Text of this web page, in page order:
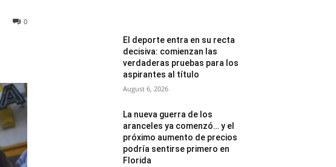
0
El deporte entra en su recta
decisiva: comienzan las
verdaderas pruebas para los
aspirantes al título
August 6, 2026
La nueva guerra de los
aranceles ya comenzó… y el
próximo aumento de precios
podría sentirse primero en
Florida